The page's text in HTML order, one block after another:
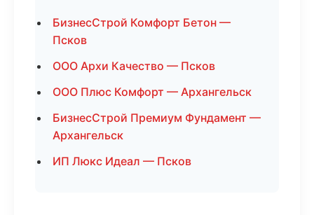
БизнесСтрой Комфорт Бетон —
Псков
ООО Архи Качество — Псков
ООО Плюс Комфорт — Архангельск
БизнесСтрой Премиум Фундамент —
Архангельск
ИП Люкс Идеал — Псков